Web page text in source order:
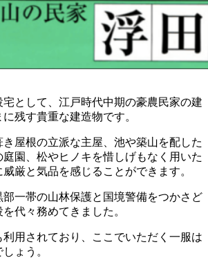
として、江戸時代中期の豪農民家の建
残す貴重な建造物です。
屋根の立派な主屋、池や築山を配した
庭園、松やヒノキを惜しげもなく用いた
厳と気品を感じることができます。
一帯の山林保護と国境警備をつかさど
代々務めてきました。
用されており、ここでいただく一服は
ょう。